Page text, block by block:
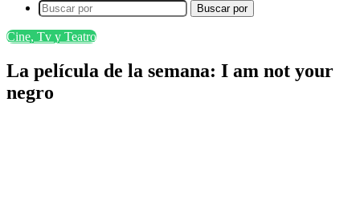
Buscar por
Cine, Tv y Teatro
La película de la semana: I am not your
negro